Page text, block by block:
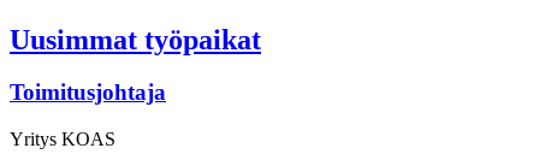
Uusimmat työpaikat
Toimitusjohtaja
Yritys KOAS